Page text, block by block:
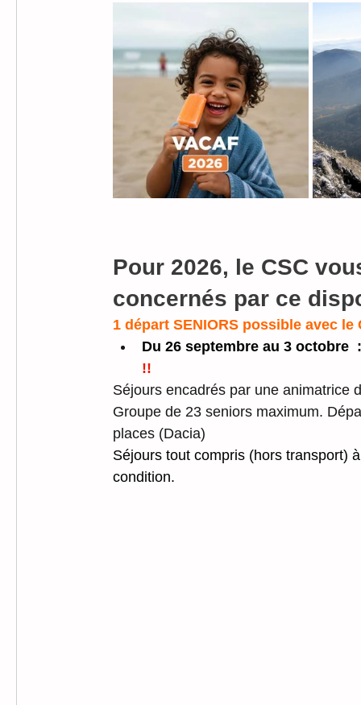
Pour 2026, le CSC
concernés par ce
1 départ SENIORS possible avec le
Du 26 septembre au 3 octobre
!!
Séjours encadrés par une animatrice
Groupe de 23 seniors maximum.
places (Dacia)
Séjours tout compris (hors transport)
condition.